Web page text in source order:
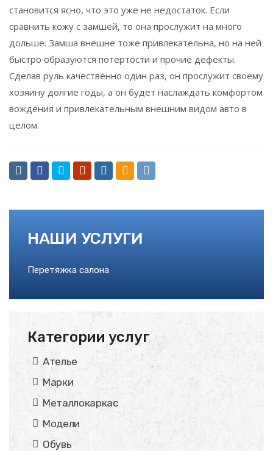
становится ясно, что это уже не недостаток. Если
сравнить кожу с замшей, то она прослужит на много
дольше. Замша внешне тоже привлекательна, но на ней
быстро образуются потертости и прочие дефекты.
Сделав руль качественно один раз, он прослужит своему
хозяину долгие годы, а он будет наслаждать комфортом
вождения и привлекательным внешним видом авто в
целом.
НАШИ УСЛУГИ
Перетяжка салона
Категории услуг
Ателье
Марки
Металлокаркас
Модели
Обувь